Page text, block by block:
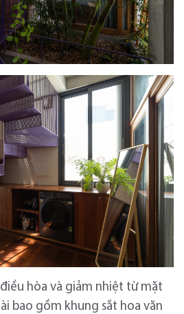
hòa và giảm nhiệt từ mặt
bao gồm khung sắt hoa văn